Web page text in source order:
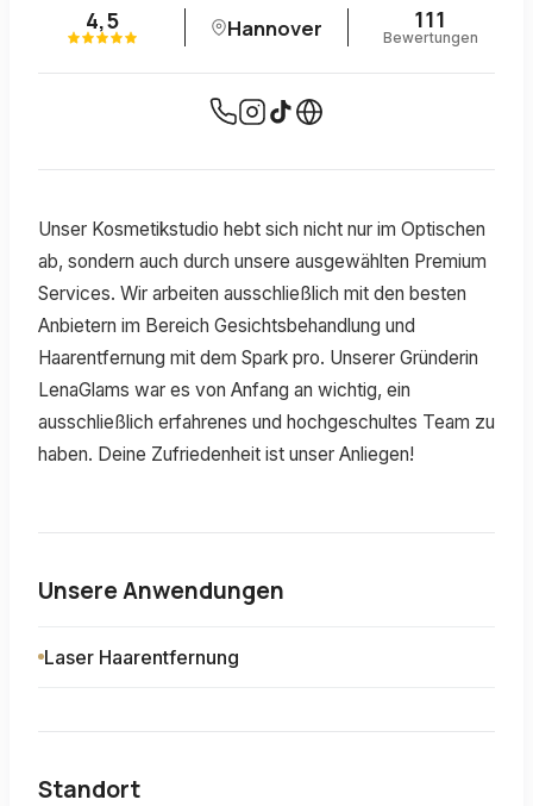
4,5 Hannover 111
Bewertungen
Unser Kosmetikstudio hebt sich nicht nur im Optischen
ab, sondern auch durch unsere ausgewählten Premium
Services. Wir arbeiten ausschließlich mit den besten
Anbietern im Bereich Gesichtsbehandlung und
Haarentfernung mit dem Spark pro. Unserer Gründerin
LenaGlams war es von Anfang an wichtig, ein
ausschließlich erfahrenes und hochgeschultes Team zu
haben. Deine Zufriedenheit ist unser Anliegen!
Unsere Anwendungen
Laser Haarentfernung
Standort